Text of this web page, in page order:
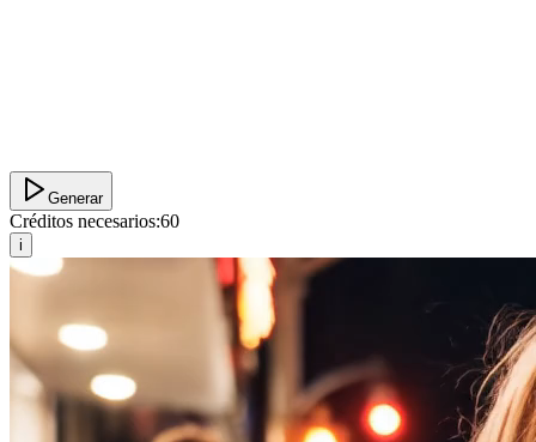
Generar
Créditos necesarios:60
i